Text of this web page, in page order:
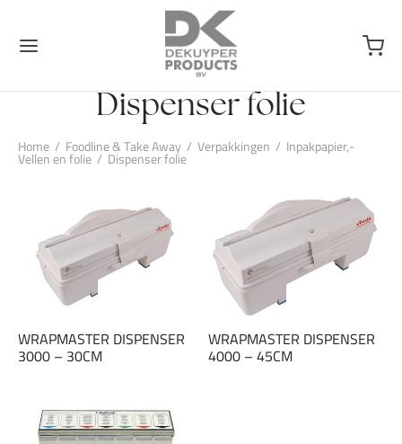
Dispenser folie
Home / Foodline & Take Away / Verpakkingen / Inpakpapier,-
Vellen en folie /Dispenser folie
WRAPMASTER DISPENSER
3000 – 30CM
WRAPMASTER DISPENSER
4000 – 45CM